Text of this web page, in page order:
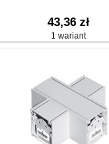
43,36 zł
1 wariant